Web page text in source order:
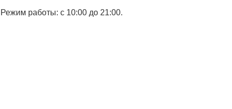
Режим работы: с 10:00 до 21:00.